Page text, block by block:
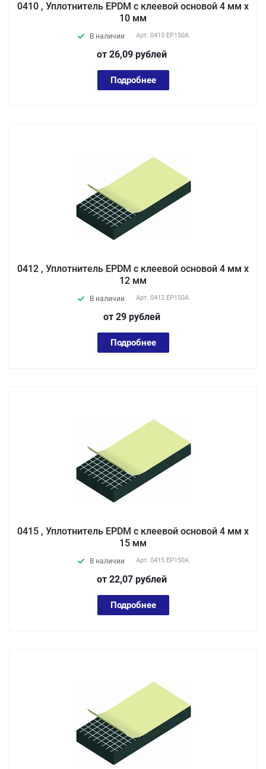
0410 , Уплотнитель EPDM с клеевой основой 4 мм х
10 мм
В наличии Арт. 0410 EP150А
от 26,09 рублей
Подробнее
0412 , Уплотнитель EPDM с клеевой основой 4 мм х
12 мм
В наличии Арт. 0412 EP150А
от 29 рублей
Подробнее
0415 , Уплотнитель EPDM с клеевой основой 4 мм х
15 мм
В наличии Арт. 0415 EP150А
от 22,07 рублей
Подробнее